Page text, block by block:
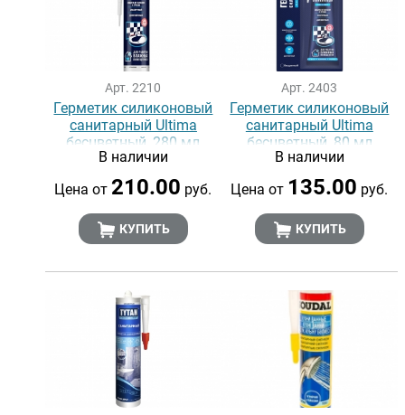
Арт. 2210
Герметик силиконовый
санитарный Ultima
бесцветный, 280 мл
В наличии
Цена от 210.00 руб.
КУПИТЬ
Арт. 2403
Герметик силиконовый
санитарный Ultima
бесцветный, 80 мл
В наличии
Цена от 135.00 руб.
КУПИТЬ